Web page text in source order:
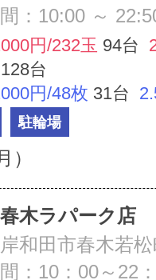
：10:00 ～
円/232玉 94台
128台
円/48枚 31台
駐輪場
）
木ラパーク店
和田市春木若
：10：00～22